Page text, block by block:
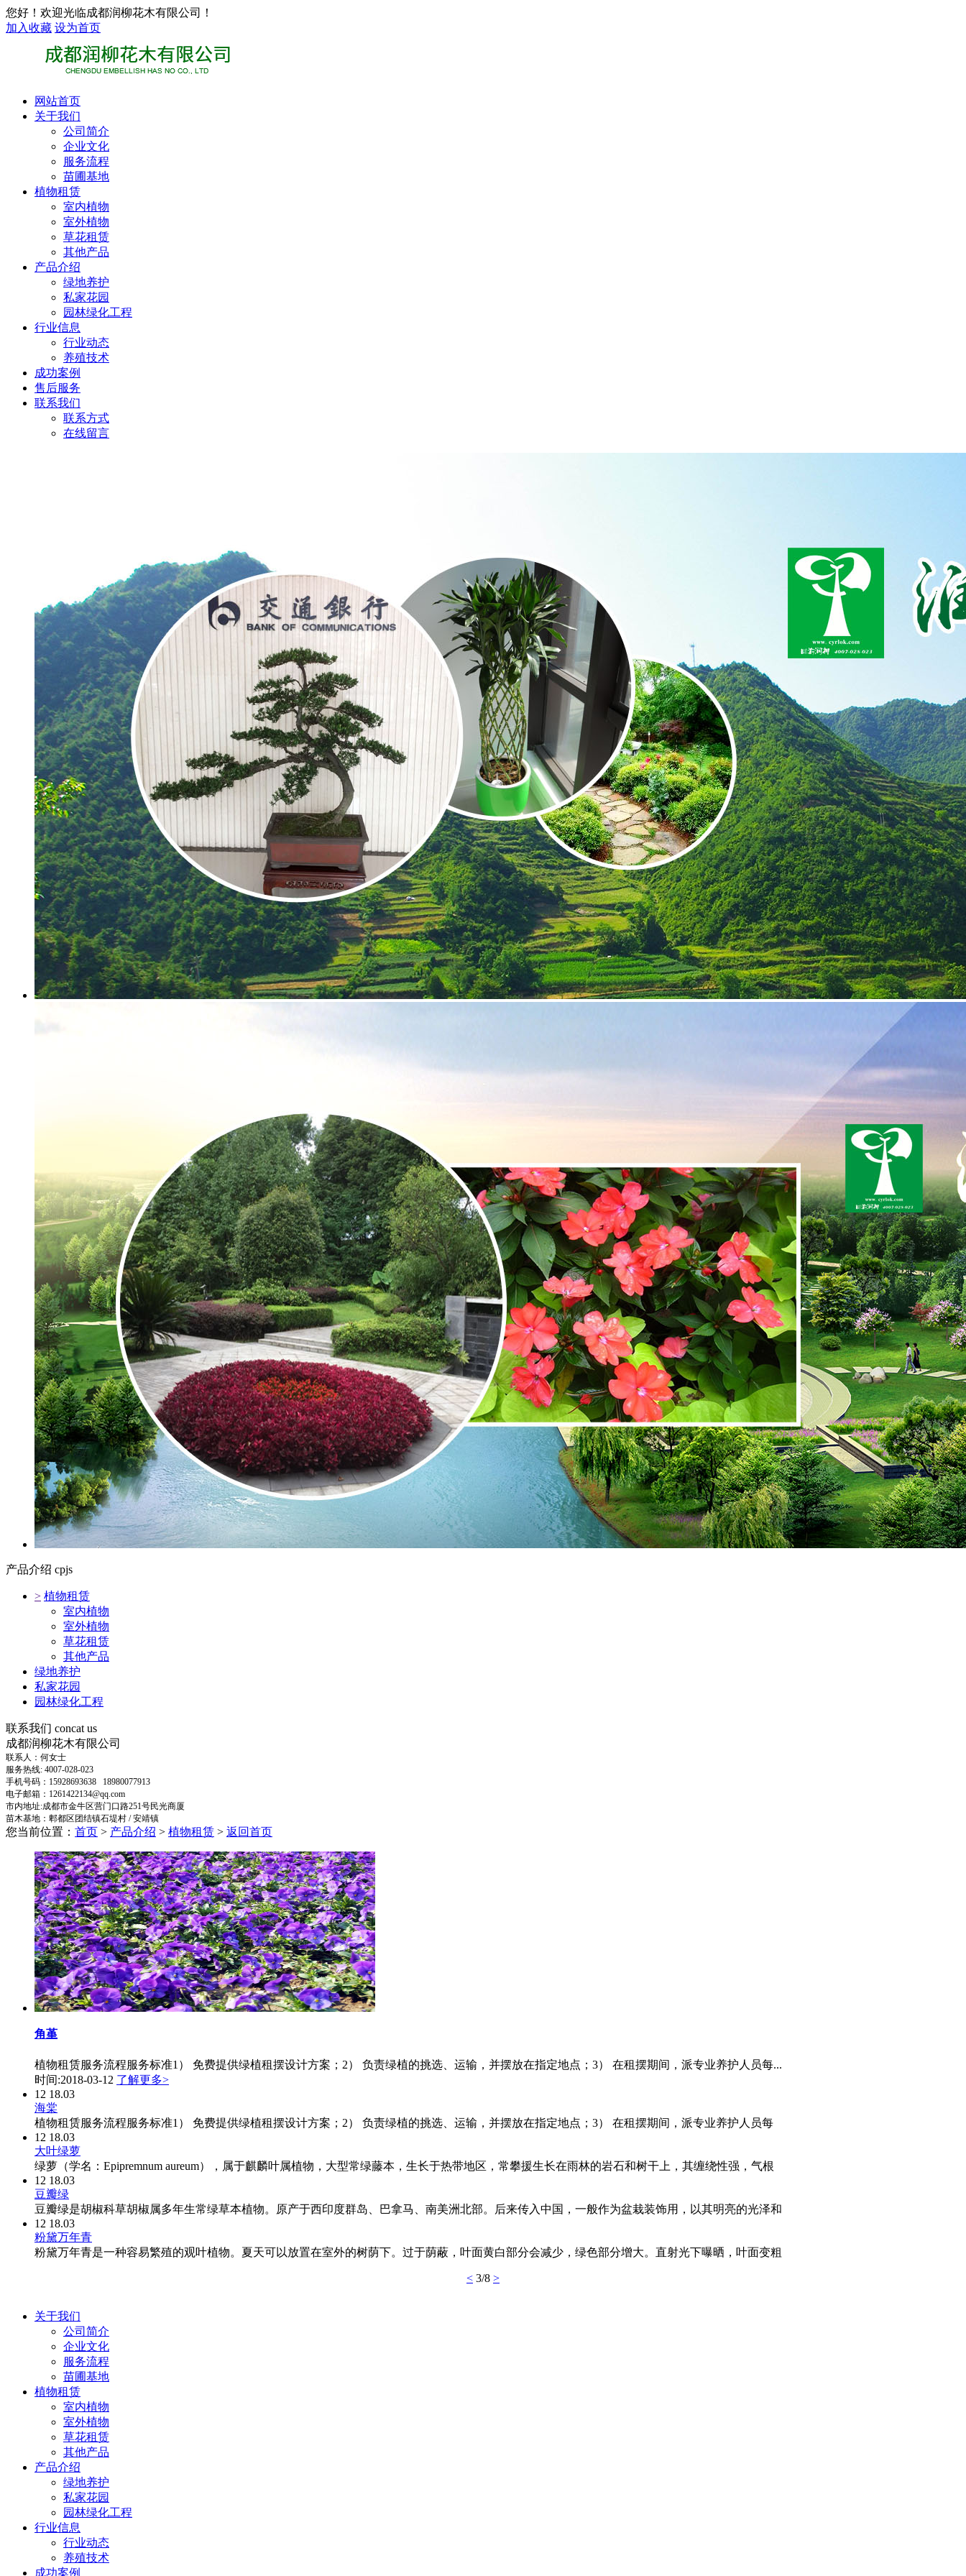
您好！欢迎光临成都润柳花木有限公司！
加入收藏 设为首页
网站首页
关于我们
公司简介
企业文化
服务流程
苗圃基地
植物租赁
室内植物
室外植物
草花租赁
其他产品
产品介绍
绿地养护
私家花园
园林绿化工程
行业信息
行业动态
养殖技术
成功案例
售后服务
联系我们
联系方式
在线留言
产品介绍 cpjs
> 植物租赁
室内植物
室外植物
草花租赁
其他产品
绿地养护
私家花园
园林绿化工程
联系我们 concat us
成都润柳花木有限公司
联系人：何女士
服务热线: 4007-028-023
手机号码：15928693638 18980077913
电子邮箱：1261422134@qq.com
市内地址:成都市金牛区营门口路251号民光商厦
苗木基地：郫都区团结镇石堤村 / 安靖镇
您当前位置： 首页 > 产品介绍 > 植物租赁 > 返回首页
角堇
植物租赁服务流程服务标准1） 免费提供绿植租摆设计方案；2） 负责绿植的挑选、运输，并摆放在指定地点；3） 在租摆期间，派专业养护人员每...
时间:2018-03-12 了解更多>
12 18.03
海棠
植物租赁服务流程服务标准1） 免费提供绿植租摆设计方案；2） 负责绿植的挑选、运输，并摆放在指定地点；3） 在租摆期间，派专业养护人员每
12 18.03
大叶绿萝
绿萝（学名：Epipremnum aureum），属于麒麟叶属植物，大型常绿藤本，生长于热带地区，常攀援生长在雨林的岩石和树干上，其缠绕性强，气根
12 18.03
豆瓣绿
豆瓣绿是胡椒科草胡椒属多年生常绿草本植物。原产于西印度群岛、巴拿马、南美洲北部。后来传入中国，一般作为盆栽装饰用，以其明亮的光泽和
12 18.03
粉黛万年青
粉黛万年青是一种容易繁殖的观叶植物。夏天可以放置在室外的树荫下。过于荫蔽，叶面黄白部分会减少，绿色部分增大。直射光下曝晒，叶面变粗
< 3/8 >
关于我们
公司简介
企业文化
服务流程
苗圃基地
植物租赁
室内植物
室外植物
草花租赁
其他产品
产品介绍
绿地养护
私家花园
园林绿化工程
行业信息
行业动态
养殖技术
成功案例